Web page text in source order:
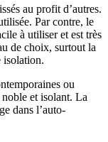
au profit d’autres.
Par contre, le
à utiliser et est très
de choix, surtout la
isolation.
ou
et isolant. La
dans l’auto-